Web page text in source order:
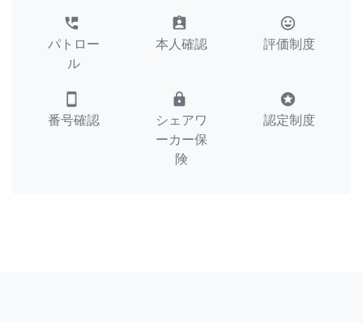
perm_phone_msg
パトロー
ル
assignment_ind
本人確認
tag_faces
評価制度
smartphone
番号確認
lock
シェアワ
ーカー保
険
stars
認定制度